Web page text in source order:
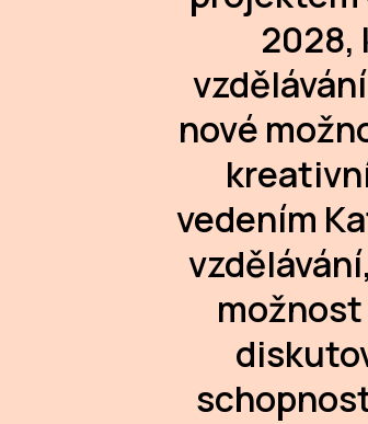
2028,
nové
vedením